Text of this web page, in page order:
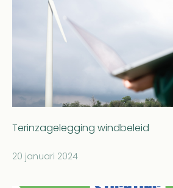
Terinzagelegging windbeleid
20 januari 2024